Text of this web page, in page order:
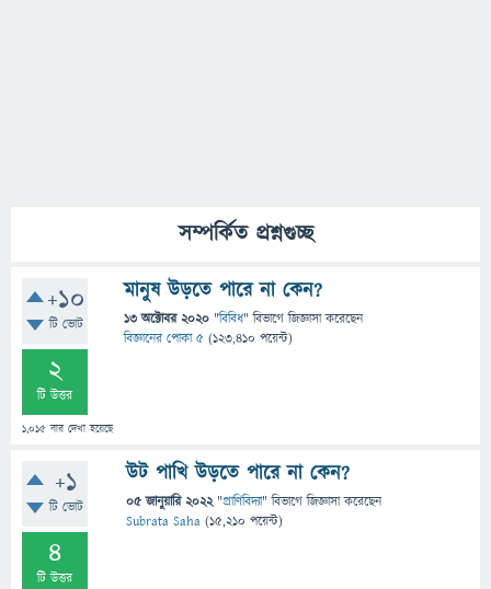
সম্পর্কিত প্রশ্নগুচ্ছ
+10
টি ভোট
2
টি উত্তর
1,015 বার দেখা হয়েছে
মানুষ উড়তে পারে না কেন?
13 অক্টোবর 2020 "বিবিধ" বিভাগে জিজ্ঞাসাকরেছেন
বিজ্ঞানের পোকা ৫ (123,410 পয়েন্ট)
+1
টি ভোট
4
টি উত্তর
উট পাখি উড়তে পারে না কেন?
05 জানুয়ারি 2022 "প্রাণিবিদ্যা" বিভাগে জিজ্ঞাসাকরেছেন
Subrata Saha (15,210 পয়েন্ট)